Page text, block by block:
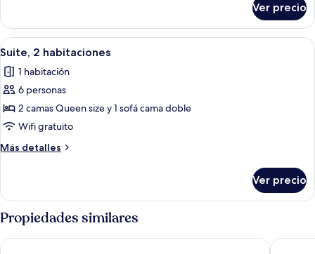
personas
con
discapacidad
1
habitación,
regadera
personas
con
Ver precio
Abrir
todas
las
fotos
de
Suite,
2
habitaciones
Habitación de hotel con una cama
4
Suite, 2 habitaciones
1 habitación
6 personas
2 camas Queen size y 1 sofá cama doble
Wifi gratuito
Más detalles
Más
2
habitaciones
Ver precio
Propiedades similares
Hilton San Diego Mission Valley Crowne